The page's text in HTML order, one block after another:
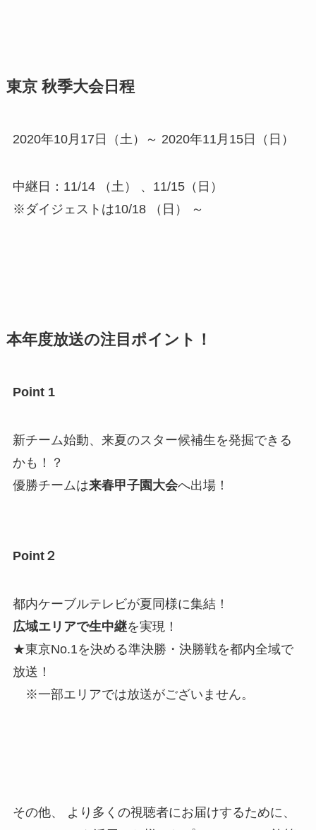
東京 秋季大会日程
2020年10月17日（土）～ 2020年11月15日（日）
中継日：11/14 （土） 、11/15（日）
※ダイジェストは10/18 （日） ～
本年度放送の注目ポイント！
Point 1
新チーム始動、来夏のスター候補生を発掘できる
かも！？
優勝チームは来春甲子園大会へ出場！
Point２
都内ケーブルテレビが夏同様に集結！
広域エリアで生中継を実現！
★東京No.1を決める準決勝・決勝戦を都内全域で
放送！
※一部エリアでは放送がございません。
その他、 より多くの視聴者にお届けするために、